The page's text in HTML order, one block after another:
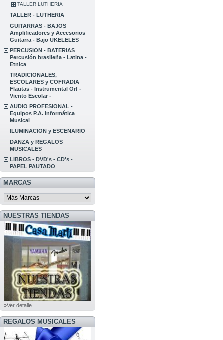
TALLER LUTHERIA
TALLER - LUTHERIA
GUITARRAS - BAJOS
Amplificadores y Accesorios
Guitarra - Bajo UKELELES
PERCUSION - BATERIAS
Percusión brasileña - Latina -
Etnica
TRADICIONALES,
ESCOLARES y COFRADIA
Flautas - Instrumental Orf -
Viento Escolar -
AUDIO PROFESIONAL -
Equipos P.A. Informática
Musical
ILUMINACION y ESCENARIO
DANZA y REGALOS
MUSICALES
LIBROS - DVD's - CD's -
PAPEL PAUTADO
MARCAS
NUESTRAS TIENDAS
»Ver detalle
REGALOS MUSICALES